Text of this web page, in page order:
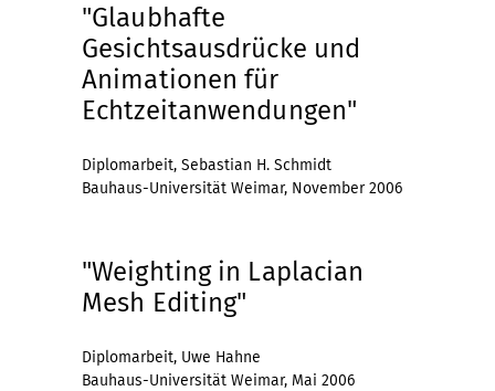
"Glaubhafte
Gesichtsausdrücke und
Animationen für
Echtzeitanwendungen"
Diplomarbeit, Sebastian H. Schmidt
Bauhaus-Universität Weimar, November 2006
"Weighting in Laplacian
Mesh Editing"
Diplomarbeit, Uwe Hahne
Bauhaus-Universität Weimar, Mai 2006